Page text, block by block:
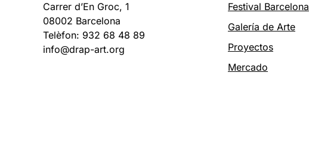
Carrer d’En Groc, 1
08002 Barcelona
Telèfon: 932 68 48 89
info@drap-art.org
Festival Barcelona
Galería de Arte
Proyectos
Mercado